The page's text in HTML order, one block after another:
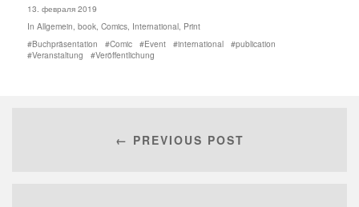
13. февраля 2019
In Allgemein book, Comics, International, Print
Buchpräsentation
Comic Event international
publication
Veranstaltung
Veröffentlichung
← PREVIOUS POST